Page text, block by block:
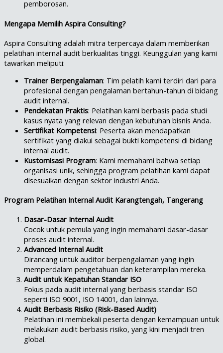
pemborosan.
Mengapa Memilih Aspira Consulting?
Aspira Consulting adalah mitra terpercaya dalam memberikan
pelatihan internal audit berkualitas tinggi. Keunggulan yang kami
tawarkan meliputi:
Trainer Berpengalaman: Tim pelatih kami terdiri dari para
profesional dengan pengalaman bertahun-tahun di bidang
audit internal.
Pendekatan Praktis: Pelatihan kami berbasis pada studi
kasus nyata yang relevan dengan kebutuhan bisnis Anda.
Sertifikat Kompetensi: Peserta akan mendapatkan
sertifikat yang diakui sebagai bukti kompetensi di bidang
internal audit.
Kustomisasi Program: Kami memahami bahwa setiap
organisasi unik, sehingga program pelatihan kami dapat
disesuaikan dengan sektor industri Anda.
Program Pelatihan Internal Audit Karangtengah, Tangerang
Dasar-Dasar Internal Audit
Cocok untuk pemula yang ingin memahami dasar-dasar
proses audit internal.
Advanced Internal Audit
Dirancang untuk auditor berpengalaman yang ingin
memperdalam pengetahuan dan keterampilan mereka.
Audit untuk Kepatuhan Standar ISO
Fokus pada audit internal yang berbasis standar ISO
seperti ISO 9001, ISO 14001, dan lainnya.
Audit Berbasis Risiko (Risk-Based Audit)
Pelatihan ini membekali peserta dengan kemampuan untuk
melakukan audit berbasis risiko, yang kini menjadi tren
global.